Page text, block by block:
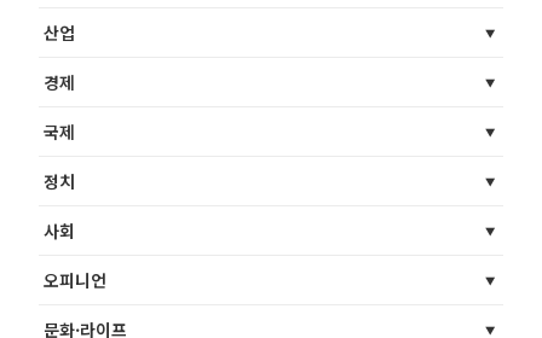
산업
경제
국제
정치
사회
오피니언
문화·라이프